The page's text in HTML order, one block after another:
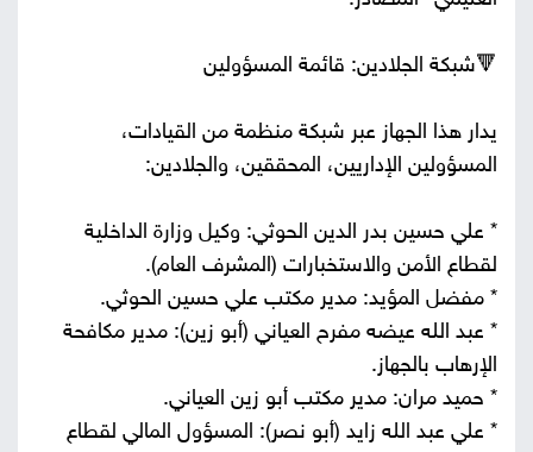
🔻شبكة الجلادين: قائمة المسؤولين
يدار هذا الجهاز عبر شبكة منظمة من القيادات،
المسؤولين الإداريين، المحققين، والجلادين:
* علي حسين بدر الدين الحوثي: وكيل وزارة الداخلية
لقطاع الأمن والاستخبارات (المشرف العام).
* مفضل المؤيد: مدير مكتب علي حسين الحوثي.
* عبد الله عيضه مفرح العياني (أبو زين): مدير مكافحة
الإرهاب بالجهاز.
* حميد مران: مدير مكتب أبو زين العياني.
* علي عبد الله زايد (أبو نصر): المسؤول المالي لقطاع